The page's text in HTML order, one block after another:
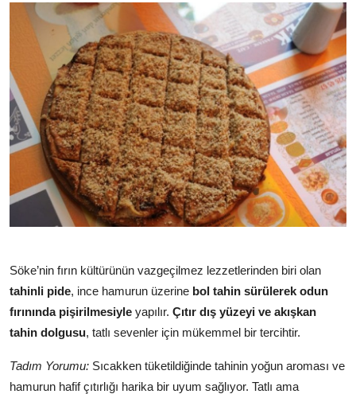
Söke’nin fırın kültürünün vazgeçilmez lezzetlerinden biri olan
tahinli pide, ince hamurun üzerine bol tahin sürülerek odun
fırınında pişirilmesiyle yapılır. Çıtır dış yüzeyi ve akışkan
tahin dolgusu, tatlı sevenler için mükemmel bir tercihtir.
Tadım Yorumu: Sıcakken tüketildiğinde tahinin yoğun aroması ve
hamurun hafif çıtırlığı harika bir uyum sağlıyor. Tatlı ama